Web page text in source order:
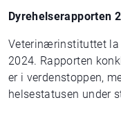
Dyrehelserapporten
Veterinærinstituttet la
2024. Rapporten
er i verdenstoppen,
helsestatusen under